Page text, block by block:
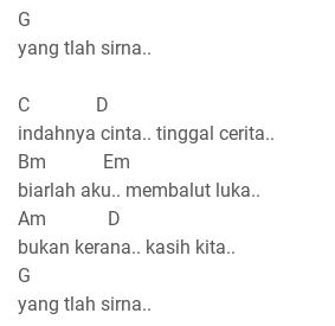
G
yang tlah sirna..
C D
indahnya cinta.. tinggal cerita..
Bm Em
biarlah aku.. membalut luka..
Am D
bukan kerana.. kasih kita..
G
yang tlah sirna..